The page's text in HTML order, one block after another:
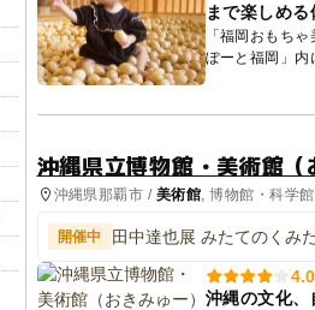
まで楽しめる
「福岡おもちゃ
ぽーと福岡」内
る施設です。
沖縄県立博物館・美術館（
沖縄県那覇市 / 美術館 , 博物館・科学館
開催中 田中達也展 みたてのくみ
4.0
沖縄の文化、